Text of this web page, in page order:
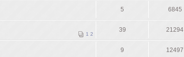
5 6845
1 2
39 21294
9 12497